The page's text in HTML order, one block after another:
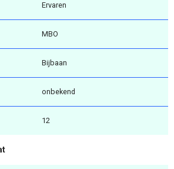
Ervaren
MBO
Bijbaan
onbekend
12